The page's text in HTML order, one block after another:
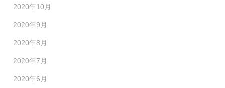
2020年10月
2020年9月
2020年8月
2020年7月
2020年6月